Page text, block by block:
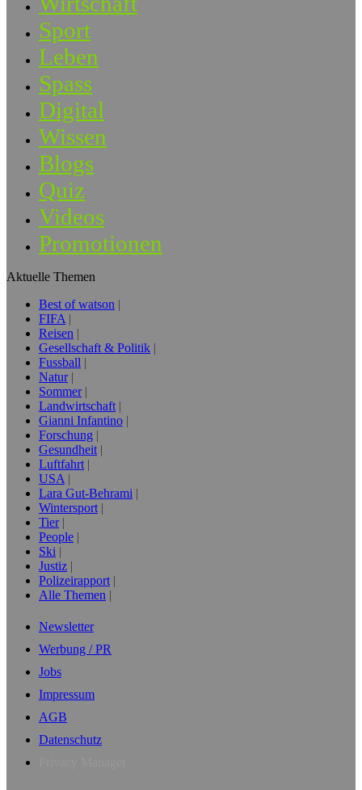
Sport
Leben
Spass
Digital
Wissen
Blogs
Quiz
Videos
Promotionen
Aktuelle Themen
Best of watson
FIFA
Reisen
Gesellschaft & Politik
Fussball
Natur
Sommer
Landwirtschaft
Gianni Infantino
Forschung
Gesundheit
Luftfahrt
USA
Lara Gut-Behrami
Wintersport
Tier
People
Ski
Justiz
Polizeirapport
Alle Themen
Newsletter
Werbung / PR
Jobs
Impressum
AGB
Datenschutz